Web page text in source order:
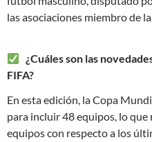
las asociaciones miembro de
¿Cuáles son las
FIFA?
En esta edición, la Copa
para incluir 48 equipos, lo
equipos con respecto a los